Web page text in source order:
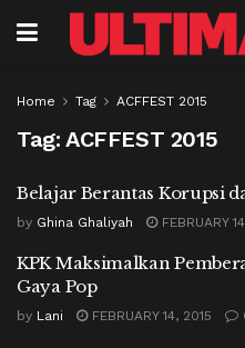
Home Tag ACFFEST 2015
Tag: ACFFEST 2015
Belajar Berantas Korupsi
by Ghina Ghaliyah FEBRUARY
KPK Maksimalkan
Gaya Pop
by Lani FEBRUARY 14, 2015